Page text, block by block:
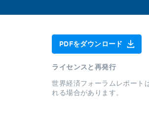
PDFをダウンロード
ライセンスと再発行
世界経済フォーラムレポート
れる場合があります。